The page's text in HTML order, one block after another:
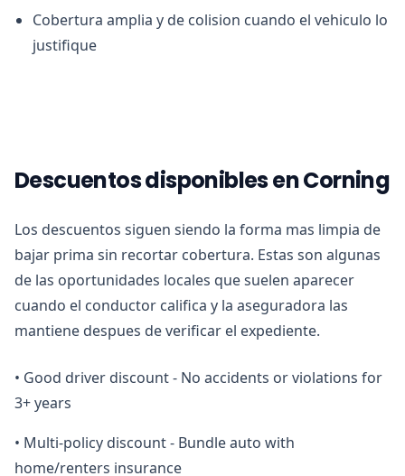
Cobertura amplia y de colision cuando el vehiculo lo
justifique
Descuentos disponibles en Corning
Los descuentos siguen siendo la forma mas limpia de
bajar prima sin recortar cobertura. Estas son algunas
de las oportunidades locales que suelen aparecer
cuando el conductor califica y la aseguradora las
mantiene despues de verificar el expediente.
• Good driver discount - No accidents or violations for
3+ years
• Multi-policy discount - Bundle auto with
home/renters insurance